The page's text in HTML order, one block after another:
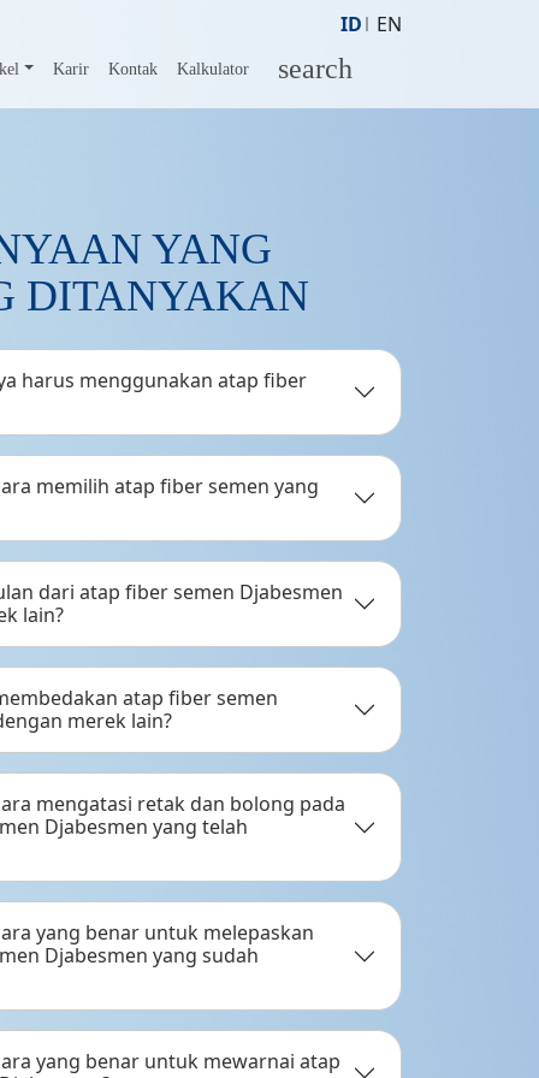
ID EN
Karir Kontak Kalkulator search
YANG
DITANYAKAN
harus menggunakan atap fiber
memilih atap fiber semen yang
dari atap fiber semen Djabesmen
lain?
atap fiber semen
merek lain?
mengatasi retak dan bolong pada
Djabesmen yang telah
yang benar untuk melepaskan
Djabesmen yang sudah
yang benar untuk mewarnai atap